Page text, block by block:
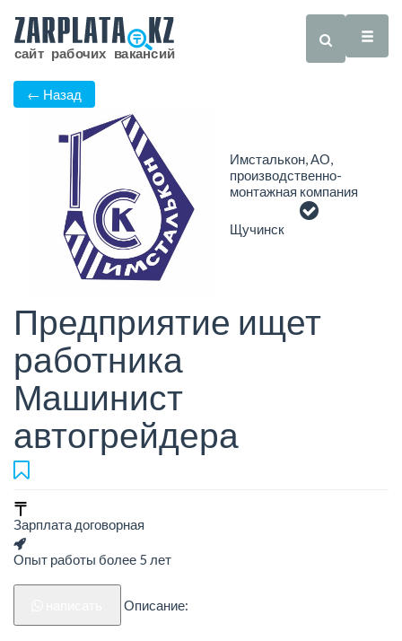
← Назад
Имсталькон, АО,
производственно-
монтажная компания
Щучинск
Предприятие ищет
работника
Машинист
автогрейдера
Зарплата договорная
Опыт работы более 5 лет
Описание: